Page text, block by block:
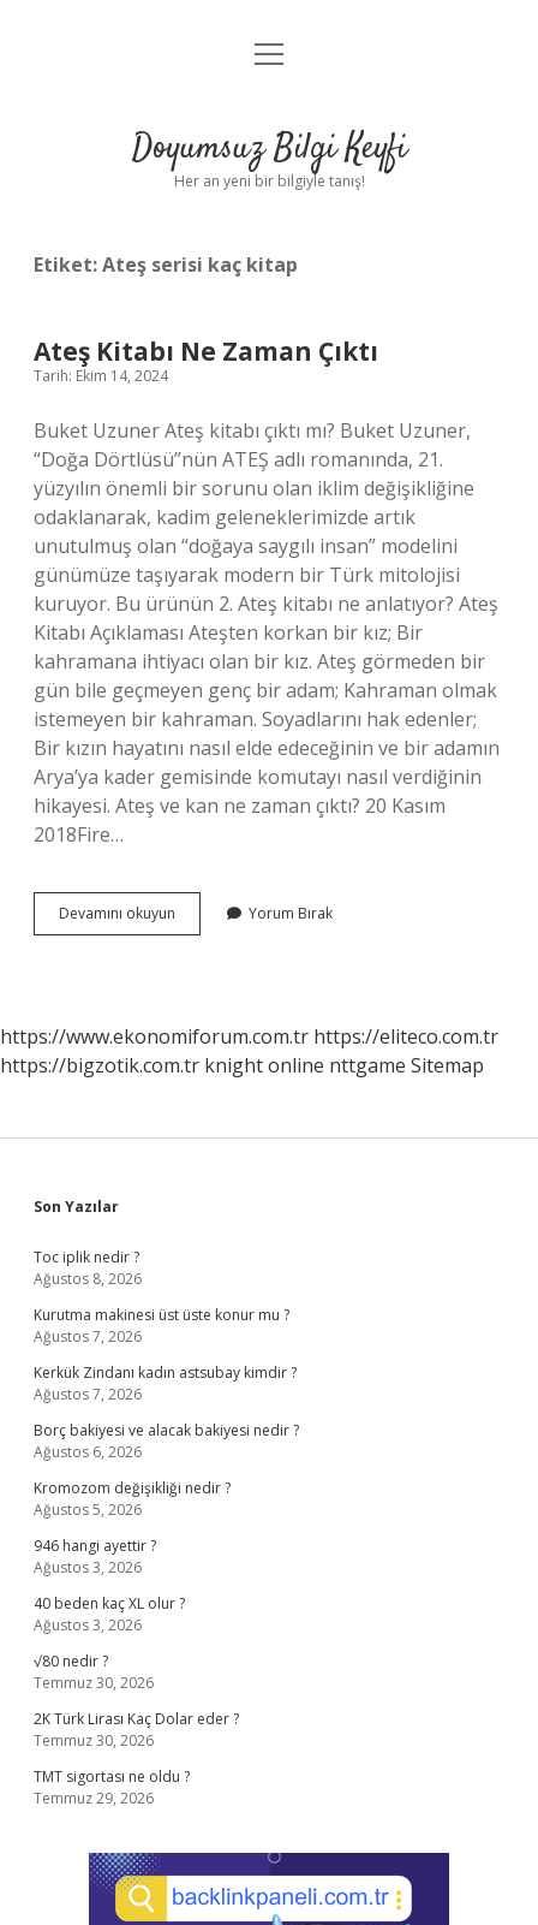
Anasayfa
Yasal Uyarı
menüyü
Doyumsuz Bilgi Keyfi
Her an yeni bir bilgiyle tanış!
Etiket:Ateş serisi kaç kitap
Ateş Kitabı Ne Zaman Çıktı
Tarih: Ekim 14, 2024
Buket Uzuner Ateş kitabı çıktı mı? Buket Uzuner,
“Doğa Dörtlüsü”nün ATEŞ adlı romanında, 21.
yüzyılın önemli bir sorunu olan iklim değişikliğine
odaklanarak, kadim geleneklerimizde artık
unutulmuş olan “doğaya saygılı insan” modelini
günümüze taşıyarak modern bir Türk mitolojisi
kuruyor. Bu ürünün 2. Ateş kitabı ne anlatıyor? Ateş
Kitabı Açıklaması Ateşten korkan bir kız; Bir
kahramana ihtiyacı olan bir kız. Ateş görmeden bir
gün bile geçmeyen genç bir adam; Kahraman olmak
istemeyen bir kahraman. Soyadlarını hak edenler;
Bir kızın hayatını nasıl elde edeceğinin ve bir adamın
Arya’ya kader gemisinde komutayı nasıl verdiğinin
hikayesi. Ateş ve kan ne zaman çıktı? 20 Kasım
2018Fire…
Devamını okuyun
Kitabı
Yorum Bırak
https://www.ekonomiforum.com.tr https://eliteco.com.tr
https://bigzotik.com.tr knight online nttgame Sitemap
Sidebar
Son Yazılar
Toc iplik nedir ?
Ağustos 8, 2026
Kurutma makinesi üst üste konur mu ?
Ağustos 7, 2026
Kerkük Zindanı kadın astsubay kimdir ?
Ağustos 7, 2026
Borç bakiyesi ve alacak bakiyesi nedir ?
Ağustos 6, 2026
Kromozom değişikliği nedir ?
Ağustos 5, 2026
946 hangi ayettir ?
Ağustos 3, 2026
40 beden kaç XL olur ?
Ağustos 3, 2026
√80 nedir ?
Temmuz 30, 2026
2K Türk Lirası Kaç Dolar eder ?
Temmuz 30, 2026
TMT sigortası ne oldu ?
Temmuz 29, 2026